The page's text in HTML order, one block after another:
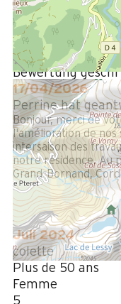
accéder rapidement
d'un petit coup de
bain qui vieillit...)
très bien passé.
Bewertung
17/04/2026
Perrine hat
Bonjour, merci de
l'amélioration de nos
intersaison des
notre résidence. Au
Grand-Bornand,
Juli 2024
colette
Plus de 50 ans
Femme
5